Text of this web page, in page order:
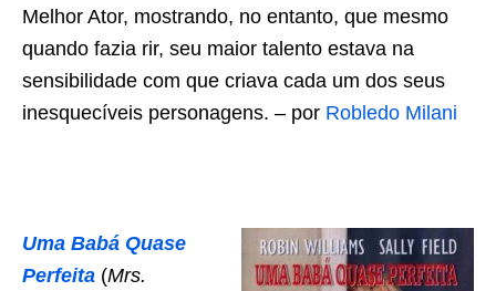
Melhor Ator, mostrando, no entanto, que mesmo
quando fazia rir, seu maior talento estava na
sensibilidade com que criava cada um dos seus
inesquecíveis personagens. – por Robledo Milani
Uma Babá Quase
Perfeita (Mrs.